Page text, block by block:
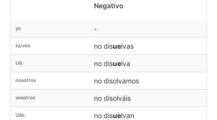
Negativo
yo -
tú/vos no disuelvas
Ud. no disuelva
nosotros no disolvamos
vosotros no disolváis
Uds. no disuelvan